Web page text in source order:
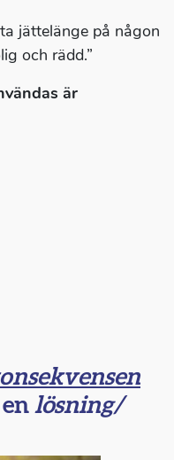
jättelänge på någon
och rädd.”
är
lösning/